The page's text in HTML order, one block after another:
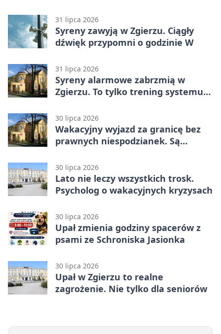
31 lipca 2026
Syreny zawyją w Zgierzu. Ciągły
dźwięk przypomni o godzinie W
31 lipca 2026
Syreny alarmowe zabrzmią w
Zgierzu. To tylko trening systemu
30 lipca 2026
Wakacyjny wyjazd za granicę bez
prawnych niespodzianek. Są
30 lipca 2026
Lato nie leczy wszystkich trosk.
Psycholog o wakacyjnych kryzysach
30 lipca 2026
Upał zmienia godziny spacerów z
psami ze Schroniska Jasionka
30 lipca 2026
Upał w Zgierzu to realne
zagrożenie. Nie tylko dla seniorów